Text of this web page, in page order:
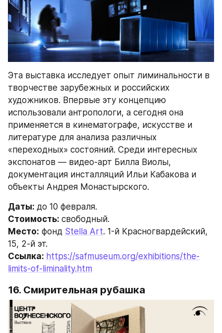
Эта выставка исследует опыт лиминальности в
творчестве зарубежных и российских
художников. Впервые эту концепцию
использовали антропологи, а сегодня она
применяется в кинематографе, искусстве и
литературе для анализа различных
«переходных» состояний. Среди интересных
экспонатов — видео-арт Билла Виолы,
документация инсталляций Ильи Кабакова и
объекты Андрея Монастырского.
Даты: до 10 февраля.
Стоимость: свободный.
Место: фонд Stella Art. 1-й Красногвардейский,
15, 2-й эт.
Ссылка: https://safmuseum.org/exhibitions/the-
limits-of-liminality.htm
16. Смирительная рубашка